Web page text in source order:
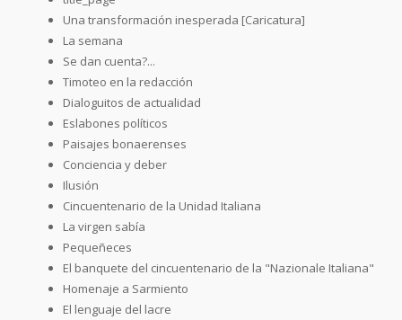
Una transformación inesperada [Caricatura]
La semana
Se dan cuenta?...
Timoteo en la redacción
Dialoguitos de actualidad
Eslabones políticos
Paisajes bonaerenses
Conciencia y deber
Ilusión
Cincuentenario de la Unidad Italiana
La virgen sabía
Pequeñeces
El banquete del cincuentenario de la "Nazionale Italiana"
Homenaje a Sarmiento
El lenguaje del lacre